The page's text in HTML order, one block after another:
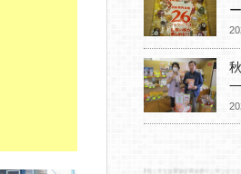
ー